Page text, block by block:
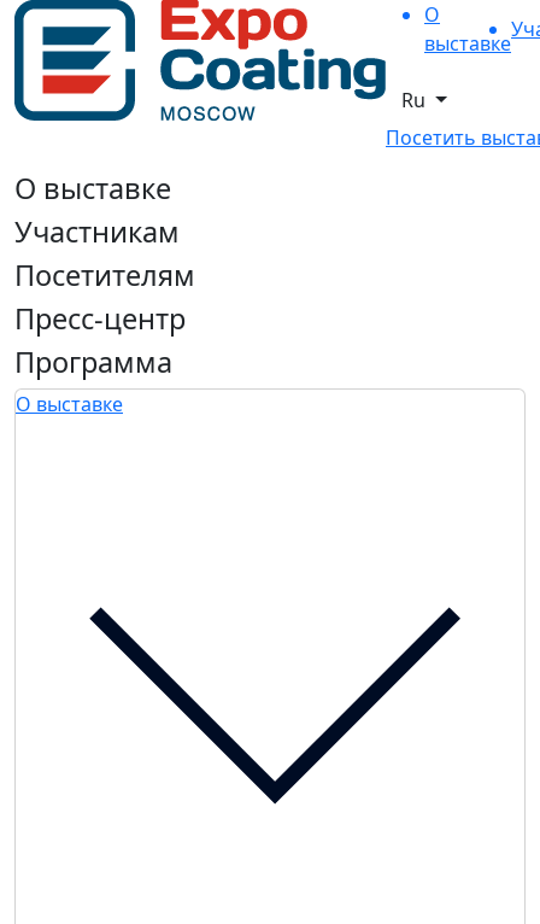
О
выставке
Ru
Посетить
О выставке
Участникам
Посетителям
Пресс-центр
Программа
О выставке